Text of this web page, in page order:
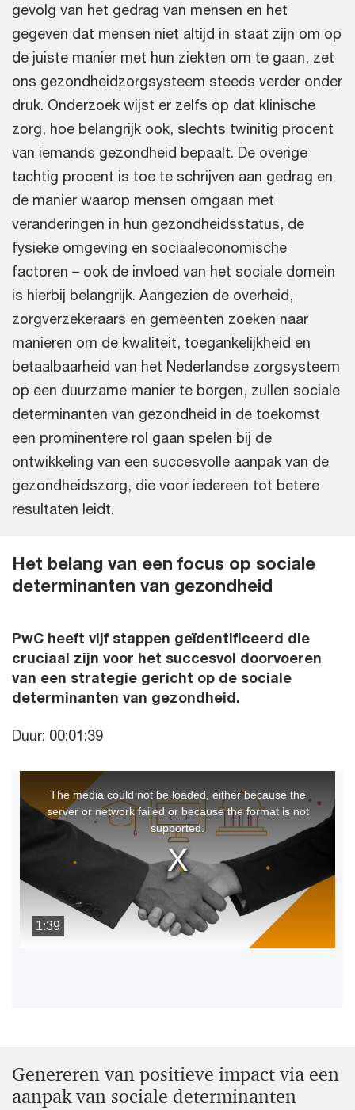
gevolg van het gedrag van mensen en het
gegeven dat mensen niet altijd in staat zijn om op
de juiste manier met hun ziekten om te gaan, zet
ons gezondheidzorgsysteem steeds verder onder
druk. Onderzoek wijst er zelfs op dat klinische
zorg, hoe belangrijk ook, slechts twinitig procent
van iemands gezondheid bepaalt. De overige
tachtig procent is toe te schrijven aan gedrag en
de manier waarop mensen omgaan met
veranderingen in hun gezondheidsstatus, de
fysieke omgeving en sociaaleconomische
factoren – ook de invloed van het sociale domein
is hierbij belangrijk. Aangezien de overheid,
zorgverzekeraars en gemeenten zoeken naar
manieren om de kwaliteit, toegankelijkheid en
betaalbaarheid van het Nederlandse zorgsysteem
op een duurzame manier te borgen, zullen sociale
determinanten van gezondheid in de toekomst
een prominentere rol gaan spelen bij de
ontwikkeling van een succesvolle aanpak van de
gezondheidszorg, die voor iedereen tot betere
resultaten leidt.
Het belang van een focus op sociale
determinanten van gezondheid
PwC heeft vijf stappen geïdentificeerd die
cruciaal zijn voor het succesvol doorvoeren
van een strategie gericht op de sociale
determinanten van gezondheid.
Duur: 00:01:39
1:39
is
window.
The media could not be loaded, either because the
server or network failed or because the format is not
supported.
Genereren van positieve impact via een
aanpak van sociale determinanten